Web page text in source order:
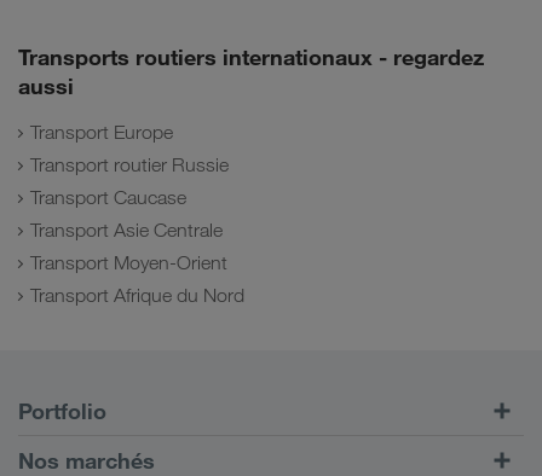
Transports routiers internationaux - regardez
aussi
Transport Europe
Transport routier Russie
Transport Caucase
Transport Asie Centrale
Transport Moyen-Orient
Transport Afrique du Nord
Portfolio
Transports routiers
Nos marchés